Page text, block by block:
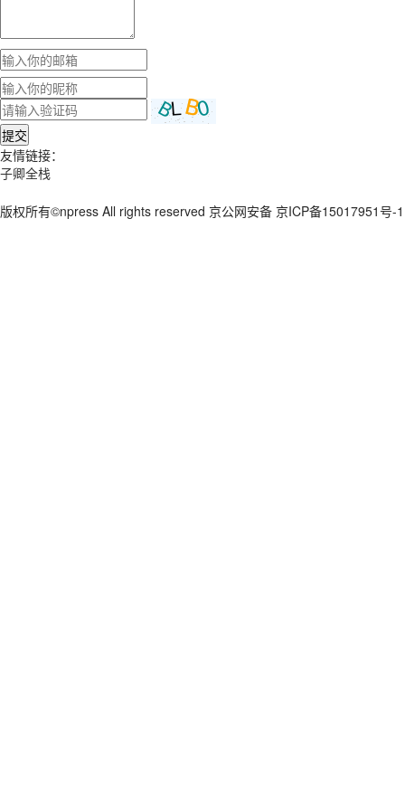
提交
友情链接：
子卿全栈
版权所有©npress All rights reserved 京公网安备 京ICP备15017951号-1